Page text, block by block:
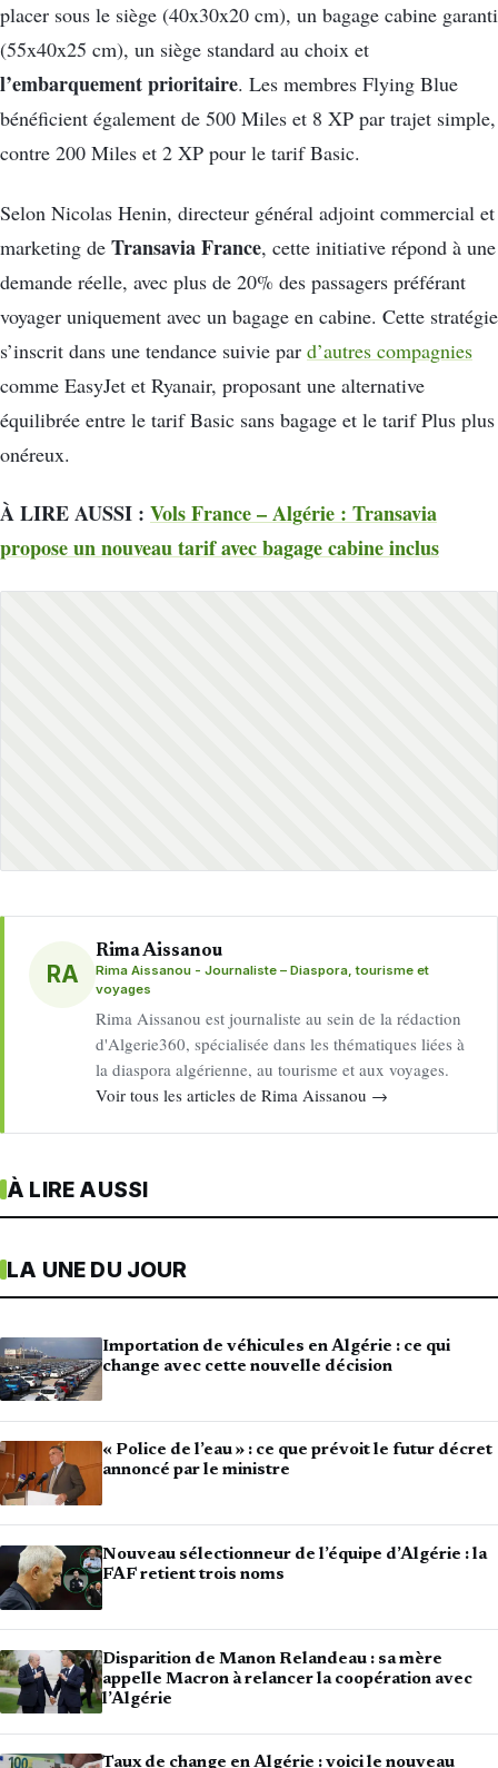
placer sous le siège (40x30x20 cm), un bagage cabine garanti
(55x40x25 cm), un siège standard au choix et
l’embarquement prioritaire. Les membres Flying Blue
bénéficient également de 500 Miles et 8 XP par trajet simple,
contre 200 Miles et 2 XP pour le tarif Basic.
Selon Nicolas Henin, directeur général adjoint commercial et
marketing de Transavia France, cette initiative répond à une
demande réelle, avec plus de 20% des passagers préférant
voyager uniquement avec un bagage en cabine. Cette stratégie
s’inscrit dans une tendance suivie par d’autres compagnies
comme EasyJet et Ryanair, proposant une alternative
équilibrée entre le tarif Basic sans bagage et le tarif Plus plus
onéreux.
À LIRE AUSSI : Vols France – Algérie : Transavia
propose un nouveau tarif avec bagage cabine inclus
RA
Rima Aissanou
Rima Aissanou - Journaliste – Diaspora, tourisme et
voyages
Rima Aissanou est journaliste au sein de la rédaction
d'Algerie360, spécialisée dans les thématiques liées à
la diaspora algérienne, au tourisme et aux voyages.
Voir tous les articles de Rima Aissanou →
À LIRE AUSSI
LA UNE DU JOUR
Importation de véhicules en Algérie : ce qui
change avec cette nouvelle décision
« Police de l’eau » : ce que prévoit le futur décret
annoncé par le ministre
Nouveau sélectionneur de l’équipe d’Algérie : la
FAF retient trois noms
Disparition de Manon Relandeau : sa mère
appelle Macron à relancer la coopération avec
l’Algérie
Taux de change en Algérie : voici le nouveau